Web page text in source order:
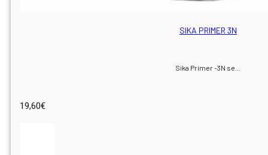
SIKA PRIMER 3N
Sika Primer -3N se…
19,60€